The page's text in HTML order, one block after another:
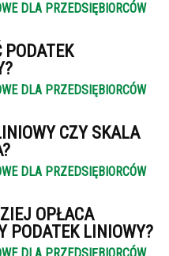
DLA PRZEDSIĘBIORCÓW
DLA PRZEDSIĘBIORCÓW
CZY SKALA
DLA PRZEDSIĘBIORCÓW
OPŁACA
PODATEK LINIOWY?